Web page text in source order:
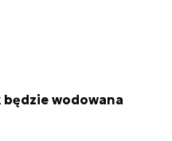
wodowana